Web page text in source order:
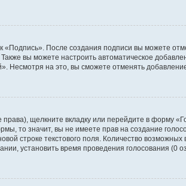
«Подпись». После создания подписи вы можете
вы можете настроить автоматическое
на это, вы сможете отменять
щелкните вкладку или перейдите в форму
то значит, вы не имеете прав на создание
строке текстового поля. Количество возможных
установить время проведения голосования (0